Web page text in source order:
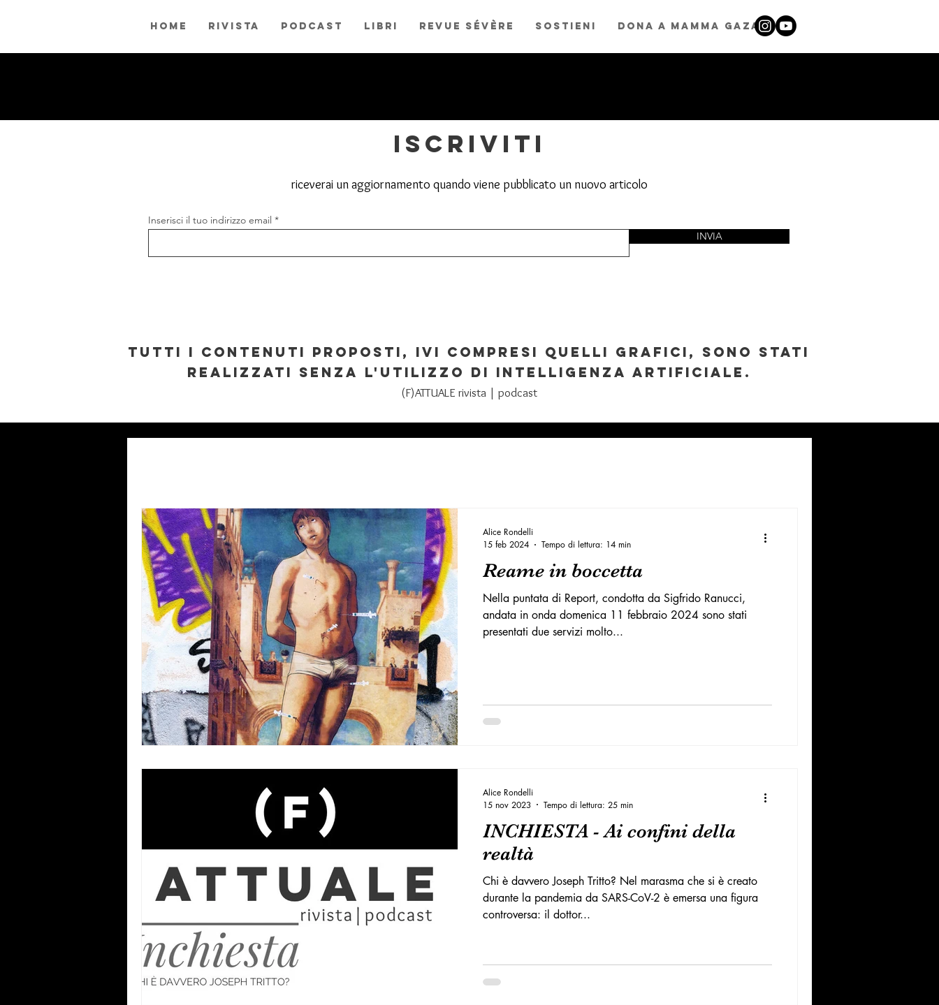
home rivista podcast libri revue sévère sostieni Dona a Mamma Gaza
iscriviti
riceverai un aggiornamento quando viene pubblicato un nuovo articolo
Inserisci il tuo indirizzo email
INVIA
TUTTI I CONTENUTI PROPOSTI, IVI COMPRESI QUELLI GRAFICI, SONO STATI
REALIZZATI SENZA L'UTILIZZO DI INTELLIGENZA ARTIFICIALE.
(F)ATTUALE rivista | podcast
Reame in boccetta
Nella puntata di Report, condotta da Sigfrido Ranucci,
andata in onda domenica 11 febbraio 2024 sono stati
presentati due servizi molto...
Alice Rondelli
15 feb 2024
Tempo di lettura: 14 min
INCHIESTA - Ai confini della
realtà
Chi è davvero Joseph Tritto? Nel marasma che si è creato
durante la pandemia da SARS-CoV-2 è emersa una figura
controversa: il dottor...
Alice Rondelli
15 nov 2023
Tempo di lettura: 25 min